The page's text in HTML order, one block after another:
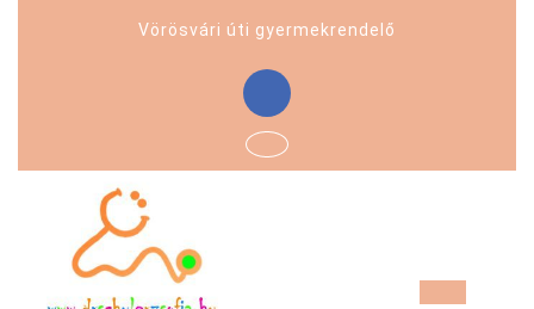
Vörösvári úti gyermekrendelő
Facebook